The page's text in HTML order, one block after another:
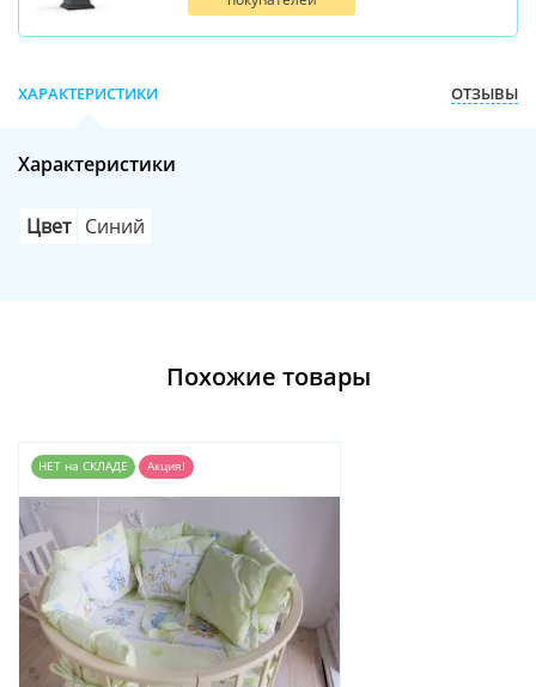
ХАРАКТЕРИСТИКИ ОТЗЫВЫ
Характеристики
Цвет Синий
Похожие товары
НЕТ на СКЛАДЕ Акция!